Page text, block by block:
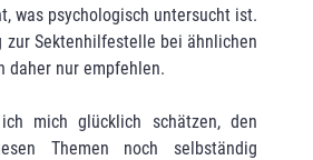
was psychologisch untersucht ist.
zur Sektenhilfestelle bei ähnlichen
daher nur empfehlen.
mich glücklich schätzen, den
Themen noch selbständig